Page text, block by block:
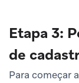
Etapa 3:
de
Para começar